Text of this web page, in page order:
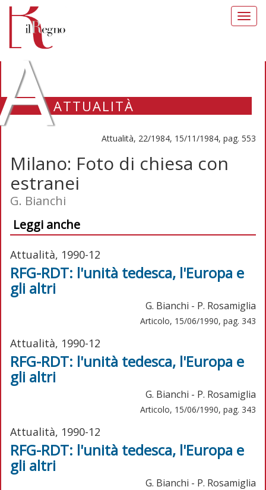
ATTUALITÀ
Attualità, 22/1984, 15/11/1984, pag. 553
Milano: Foto di chiesa con
estranei
G. Bianchi
Leggi anche
Attualità, 1990-12
RFG-RDT: l'unità tedesca, l'Europa e
gli altri
G. Bianchi - P. Rosamiglia
Articolo, 15/06/1990, pag. 343
Attualità, 1990-12
RFG-RDT: l'unità tedesca, l'Europa e
gli altri
G. Bianchi - P. Rosamiglia
Articolo, 15/06/1990, pag. 343
Attualità, 1990-12
RFG-RDT: l'unità tedesca, l'Europa e
gli altri
G. Bianchi - P. Rosamiglia